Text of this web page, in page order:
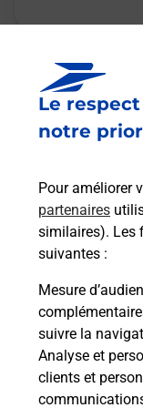
Le
notre
Pour améliorer
partenaires
similaires). Les
suivantes :
Mesure
suivre la
Analyse et
clients et
posées
La
médaillon
c’est ?
Comment